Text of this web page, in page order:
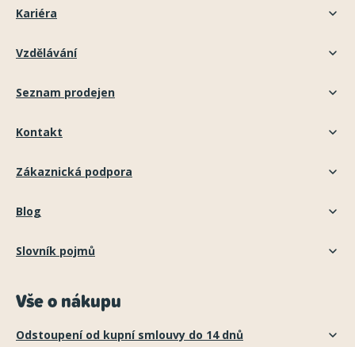
Kariéra
Vzdělávání
Seznam prodejen
Kontakt
Zákaznická podpora
Blog
Slovník pojmů
Vše o nákupu
Odstoupení od kupní smlouvy do 14 dnů